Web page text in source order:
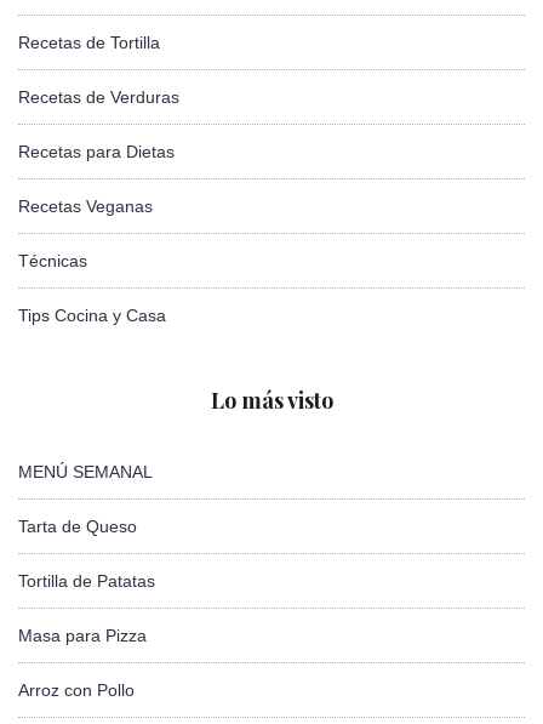
Recetas de Tortilla
Recetas de Verduras
Recetas para Dietas
Recetas Veganas
Técnicas
Tips Cocina y Casa
Lo más visto
MENÚ SEMANAL
Tarta de Queso
Tortilla de Patatas
Masa para Pizza
Arroz con Pollo